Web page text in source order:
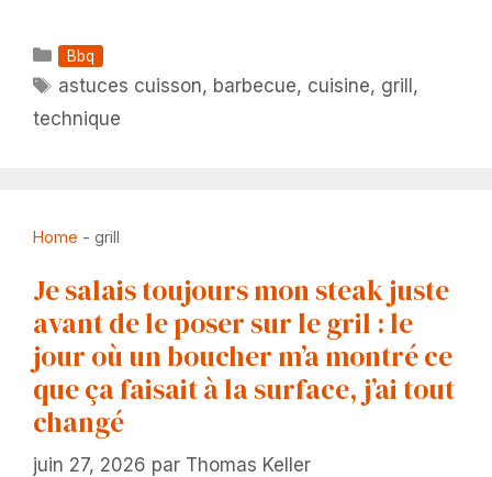
Catégories
Bbq
Étiquettes
astuces cuisson, barbecue, cuisine, grill,
technique
Home - grill
Je salais toujours mon steak juste
avant de le poser sur le gril : le
jour où un boucher m’a montré ce
que ça faisait à la surface, j’ai tout
changé
juin 27, 2026 par Thomas Keller